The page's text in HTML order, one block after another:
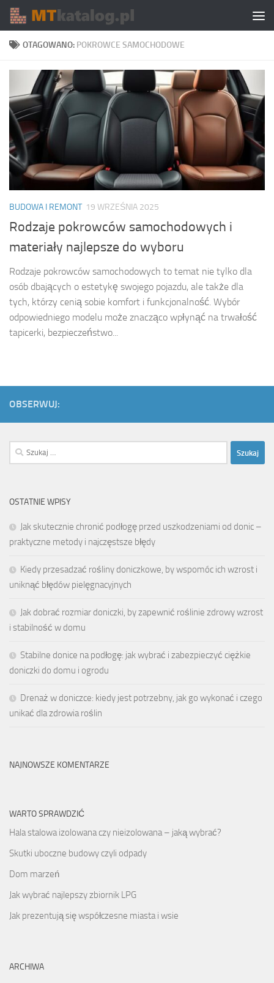
Skip to content
OTAGOWANO: POKROWCE SAMOCHODOWE
BUDOWA I REMONT 19 WRZEŚNIA 2025
Rodzaje pokrowców samochodowych i
materiały najlepsze do wyboru
Rodzaje pokrowców samochodowych to temat nie tylko dla
osób dbających o estetykę swojego pojazdu, ale także dla
tych, którzy cenią sobie komfort i funkcjonalność. Wybór
odpowiedniego modelu może znacząco wpłynąć na trwałość
tapicerki, bezpieczeństwo...
OBSERWUJ:
Szukaj:
OSTATNIE WPISY
Jak skutecznie chronić podłogę przed uszkodzeniami od donic –
praktyczne metody i najczęstsze błędy
Kiedy przesadzać rośliny doniczkowe, by wspomóc ich wzrost i
uniknąć błędów pielęgnacyjnych
Jak dobrać rozmiar doniczki, by zapewnić roślinie zdrowy wzrost
i stabilność w domu
Stabilne donice na podłogę: jak wybrać i zabezpieczyć ciężkie
doniczki do domu i ogrodu
Drenaż w doniczce: kiedy jest potrzebny, jak go wykonać i czego
unikać dla zdrowia roślin
NAJNOWSZE KOMENTARZE
WARTO SPRAWDZIĆ
Hala stalowa izolowana czy nieizolowana – jaką wybrać?
Skutki uboczne budowy czyli odpady
Dom marzeń
Jak wybrać najlepszy zbiornik LPG
Jak prezentują się współczesne miasta i wsie
ARCHIWA